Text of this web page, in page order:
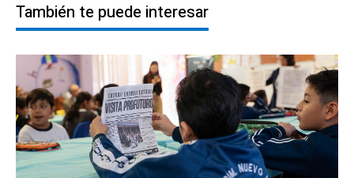
También te puede interesar